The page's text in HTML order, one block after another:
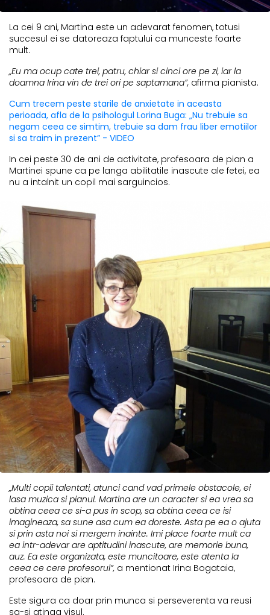
La cei 9 ani, Martina este un adevarat fenomen, totusi
succesul ei se datoreaza faptului ca munceste foarte
mult.
„Eu ma ocup cate trei, patru, chiar si cinci ore pe zi, iar la
doamna Irina vin de trei ori pe saptamana”, afirma pianista.
Cum trecem peste starile de anxietate in aceasta
perioada, afla de la psihologul Lorina Buga: „Nu trebuie sa
negam ceea ce simtim, trebuie sa dam frau liber emotiilor
si sa traim in prezent” - VIDEO
In cei peste 30 de ani de activitate, profesoara de pian a
Martinei spune ca pe langa abilitatile inascute ale fetei, ea
nu a intalnit un copil mai sarguincios.
„Multi copii talentati, atunci cand vad primele obstacole, ei
lasa muzica si pianul. Martina are un caracter si ea vrea sa
obtina ceea ce si-a pus in scop, sa obtina ceea ce isi
imagineaza, sa sune asa cum ea doreste. Asta pe ea o ajuta
si prin asta noi si mergem inainte. Imi place foarte mult ca
ea intr-adevar are aptitudini inascute, are memorie buna,
auz. Ea este organizata, este muncitoare, este atenta la
ceea ce cere profesorul”, a mentionat Irina Bogataia,
profesoara de pian.
Este sigura ca doar prin munca si perseverenta va reusi
sa-si atinga visul.